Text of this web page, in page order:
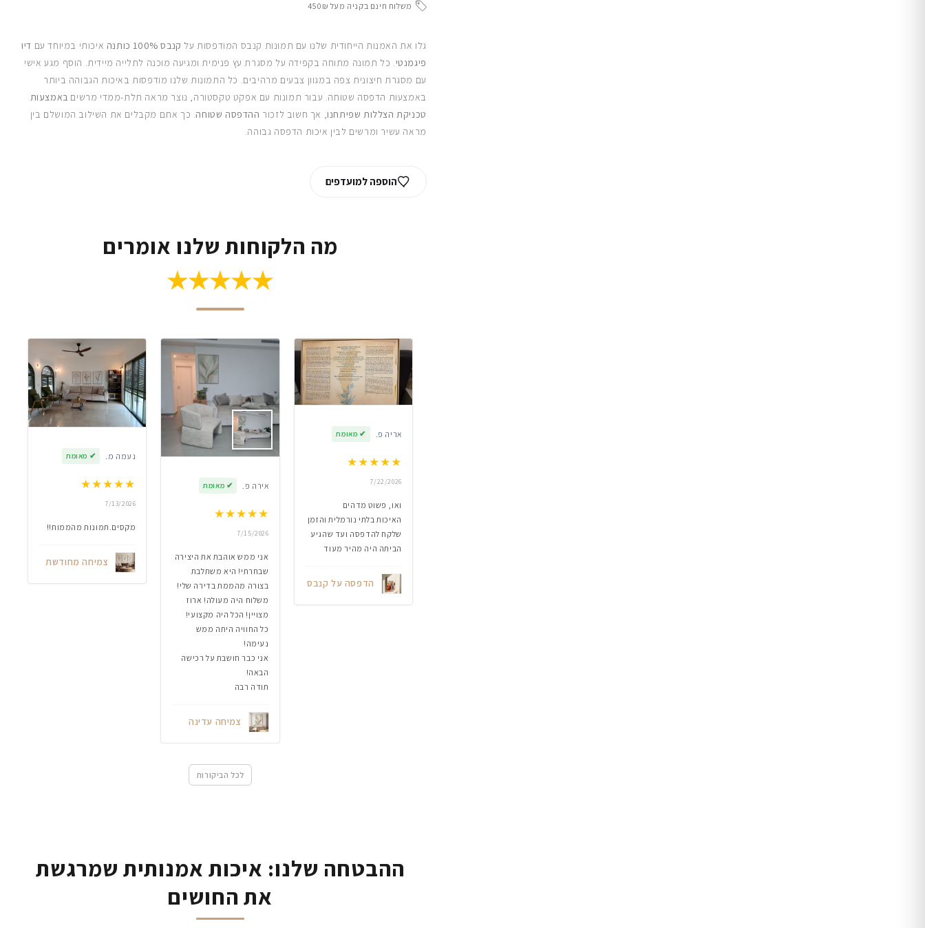
משלוח חינם בקניה מעל 450₪
גלו את האמנות הייחודית שלנו עם תמונות קנבס המודפסות על קנבס 100% כותנה איכותי במיוחד עם דיו
פיגמנטי. כל תמונה מתוחה בקפידה על מסגרת עץ פנימית ומגיעה מוכנה לתלייה מיידית. הוסף מגע אישי
עם מסגרת חיצונית צפה במגוון צבעים מרהיבים. כל התמונות שלנו מודפסות באיכות הגבוהה ביותר
באמצעות הדפסה שטוחה. עבור תמונות עם אפקט טקסטורה, נוצר מראה תלת-ממדי מרשים באמצעות
טכניקת הצללות שפיתחנו, אך חשוב לזכור ההדפסה שטוחה. כך אתם מקבלים את השילוב המושלם בין
מראה עשיר ומרשים לבין איכות הדפסה גבוהה.
הוספה למועדפים
מה הלקוחות שלנו אומרים
★★★★★
אריה פ. ✔ מאומת
★★★★★
7/22/2026
ואו, פשוט מדהים
האיכות בלתי נורמלית והזמן
שלקח להדפסה ועד שהגיע
הביתה היה מהיר מעוד
הדפסה על קנבס
אירה פ. ✔ מאומת
★★★★★
7/15/2026
אני ממש אוהבת את היצירה
שבחרתי! היא משתלבת
בצורה מהממת בדירה שלי!
משלוח היה מעולה! ארוז
מצויין! הכל היה מקצועי!
כל החוויה היתה ממש
נעימה!
אני כבר חושבת על רכישה
הבאה!
תודה רבה
צמיחה עדינה
נעמה מ. ✔ מאומת
★★★★★
7/13/2026
מקסים.תמונות מהממות!!
צמיחה מחודשת
לכל הביקורות
ההבטחה שלנו: איכות אמנותית שמרגשת
את החושים